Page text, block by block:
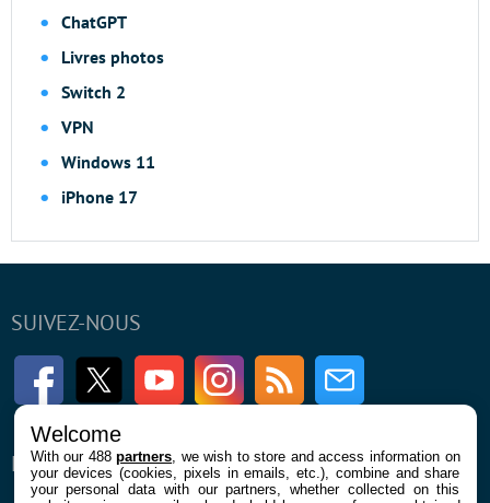
ChatGPT
Livres photos
Switch 2
VPN
Windows 11
iPhone 17
SUIVEZ-NOUS
FacebookTwitter Youtube InstagramRSS Newsletter
ENTREPRISE À PROPOS
Welcome
With our 488partners , we wish to store and access information on
your devices (cookies, pixels in emails, etc.), combine and share
your personal data with our partners, whether collected on this